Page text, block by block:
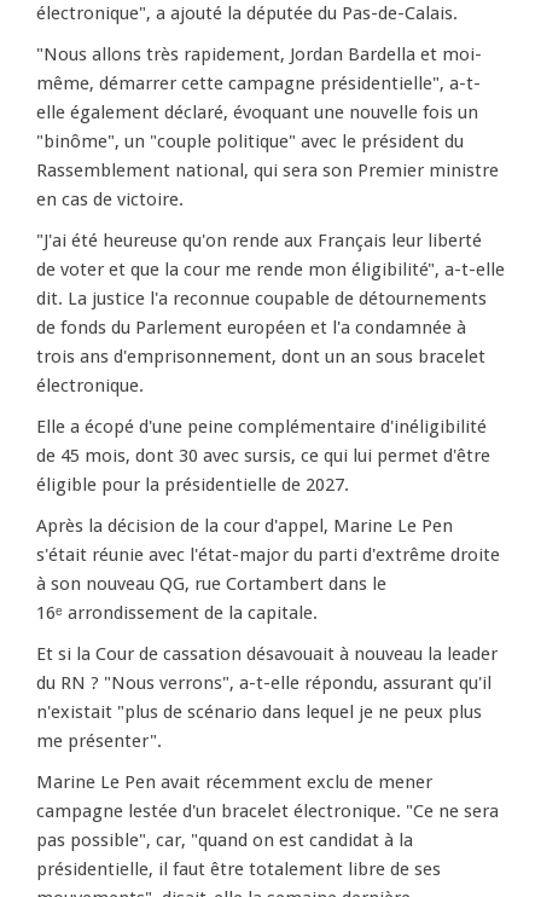
électronique", a ajouté la députée du Pas-de-Calais.
"Nous allons très rapidement, Jordan Bardella et moi-
même, démarrer cette campagne présidentielle", a-t-
elle également déclaré, évoquant une nouvelle fois un
"binôme", un "couple politique" avec le président du
Rassemblement national, qui sera son Premier ministre
en cas de victoire.
"J'ai été heureuse qu'on rende aux Français leur liberté
de voter et que la cour me rende mon éligibilité", a-t-elle
dit. La justice l'a reconnue coupable de détournements
de fonds du Parlement européen et l'a condamnée à
trois ans d'emprisonnement, dont un an sous bracelet
électronique.
Elle a écopé d'une peine complémentaire d'inéligibilité
de 45 mois, dont 30 avec sursis, ce qui lui permet d'être
éligible pour la présidentielle de 2027.
Après la décision de la cour d'appel, Marine Le Pen
s'était réunie avec l'état-major du parti d'extrême droite
à son nouveau QG, rue Cortambert dans le
16ᵉ arrondissement de la capitale.
Et si la Cour de cassation désavouait à nouveau la leader
du RN ? "Nous verrons", a-t-elle répondu, assurant qu'il
n'existait "plus de scénario dans lequel je ne peux plus
me présenter".
Marine Le Pen avait récemment exclu de mener
campagne lestée d'un bracelet électronique. "Ce ne sera
pas possible", car, "quand on est candidat à la
présidentielle, il faut être totalement libre de ses